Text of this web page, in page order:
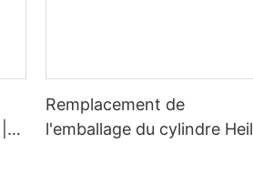
Remplacement de
l'emballage du cylindre Heil